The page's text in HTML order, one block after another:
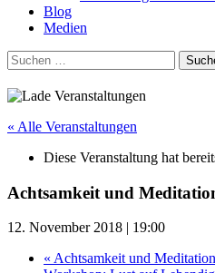
Blog
Medien
Suchen
nach:
« Alle Veranstaltungen
Diese Veranstaltung hat
Achtsamkeit und
12. November 2018 | 19:00
« Achtsamkeit und Meditation